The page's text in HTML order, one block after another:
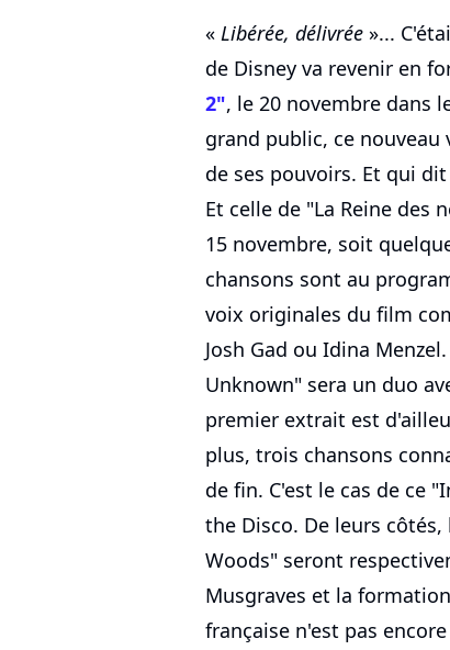
« Libérée, délivrée »...
de Disney va revenir en
2", le 20 novembre dans
grand public, ce
de ses pouvoirs. Et qui
Et celle de "La Reine des
15 novembre, soit
chansons sont au
voix originales du film
Josh Gad ou Idina
Unknown" sera un duo
premier extrait est
plus, trois chansons
de fin. C'est le cas de ce
the Disco. De leurs
Woods" seront
Musgraves et la
française n'est pas